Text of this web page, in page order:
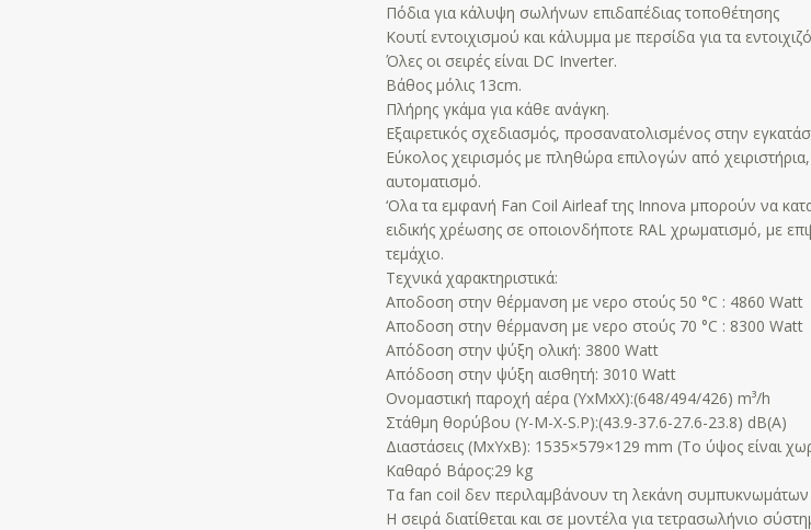
Πόδια για κάλυψη σωλήνων επιδαπέδιας τοποθέτησης
Κουτί εντοιχισμού και κάλυμμα με περσίδα για τα
Όλες οι σειρές είναι DC Inverter.
Βάθος μόλις 13cm.
Πλήρης γκάμα για κάθε ανάγκη.
Εξαιρετικός σχεδιασμός, προσανατολισμένος στην
Εύκολος χειρισμός με πληθώρα επιλογών από
αυτοματισμό.
‘Ολα τα εμφανή Fan Coil Airleaf της Innova μπορούν να
ειδικής χρέωσης σε οποιονδήποτε RAL χρωματισμό, με
τεμάχιο.
Τεχνικά χαρακτηριστικά:
Αποδοση στην θέρμανση με νερο στούς 50 °C : 4860 Watt
Αποδοση στην θέρμανση με νερο στούς 70 °C : 8300 Watt
Απόδοση στην ψύξη ολική: 3800 Watt
Απόδοση στην ψύξη αισθητή: 3010 Watt
Ονομαστική παροχή αέρα (ΥxΜxΧ):(648/494/426) m³/h
Στάθμη θορύβου (Υ-Μ-Χ-S.P):(43.9-37.6-27.6-23.8) dB(A)
Διαστάσεις (ΜxΥxΒ): 1535×579×129 mm (Το ύψος είναι
Καθαρό Βάρος:29 kg
Τα fan coil δεν περιλαμβάνουν τη λεκάνη συμπυκνωμάτων
Η σειρά διατίθεται και σε μοντέλα για τετρασωλήνιο